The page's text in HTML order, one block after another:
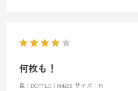
何枚も！
色：BOTTLE | N4238 サイズ：M